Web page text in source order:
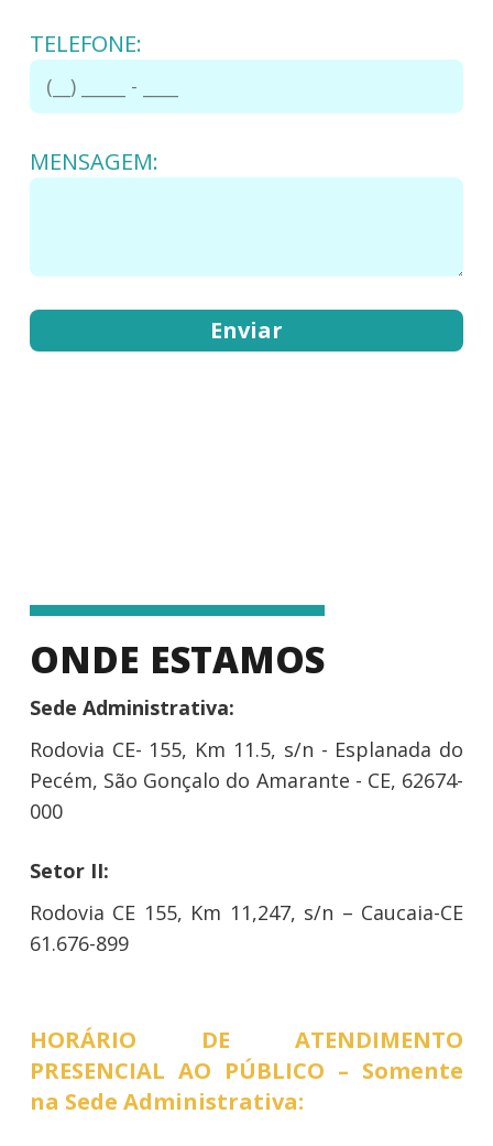
TELEFONE:
MENSAGEM:
ONDE ESTAMOS
Sede Administrativa:
Rodovia CE- 155, Km 11.5, s/n - Esplanada do
Pecém, São Gonçalo do Amarante - CE, 62674-
000
Setor II:
Rodovia CE 155, Km 11,247, s/n – Caucaia-CE
61.676-899
HORÁRIO DE ATENDIMENTO
PRESENCIAL AO PÚBLICO – Somente
na Sede Administrativa: